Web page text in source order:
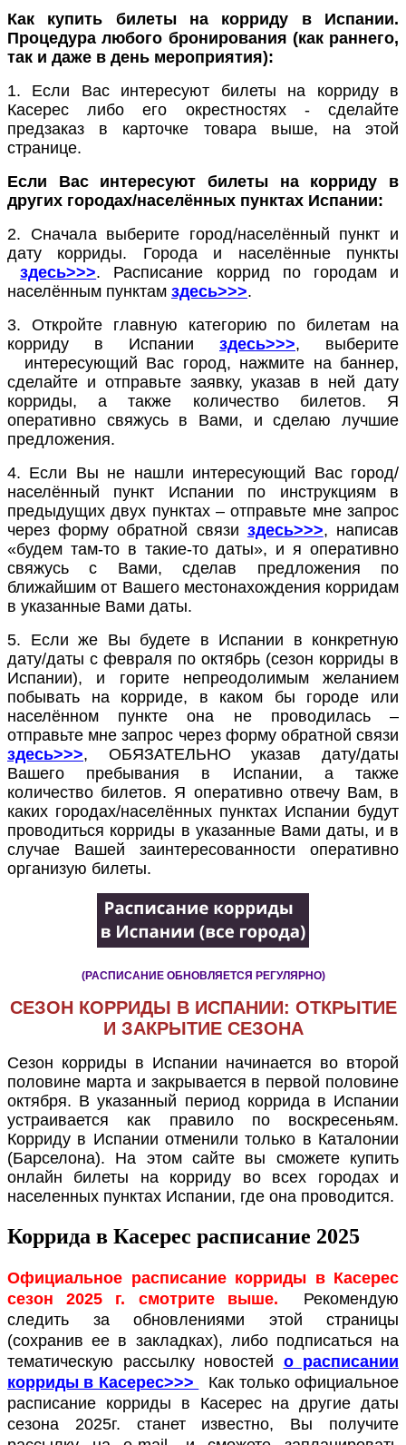
Как купить билеты на корриду в Испании.
Процедура любого бронирования (как раннего,
так и даже в день мероприятия):
1. Если Вас интересуют билеты на корриду в
Касерес либо его окрестностях - сделайте
предзаказ в карточке товара выше, на этой
странице.
Если Вас интересуют билеты на корриду в
других городах/населённых пунктах Испании:
2. Сначала выберите город/населённый пункт и
дату корриды. Города и населённые пункты
здесь>>>. Расписание коррид по городам и
населённым пунктам здесь>>>.
3. Откройте главную категорию по билетам на
корриду в Испании здесь>>>, выберите
интересующий Вас город, нажмите на баннер,
сделайте и отправьте заявку, указав в ней дату
корриды, а также количество билетов. Я
оперативно свяжусь в Вами, и сделаю лучшие
предложения.
4. Если Вы не нашли интересующий Вас город/
населённый пункт Испании по инструкциям в
предыдущих двух пунктах – отправьте мне запрос
через форму обратной связи здесь>>>, написав
«будем там-то в такие-то даты», и я оперативно
свяжусь с Вами, сделав предложения по
ближайшим от Вашего местонахождения корридам
в указанные Вами даты.
5. Если же Вы будете в Испании в конкретную
дату/даты с февраля по октябрь (сезон корриды в
Испании), и горите непреодолимым желанием
побывать на корриде, в каком бы городе или
населённом пункте она не проводилась –
отправьте мне запрос через форму обратной связи
здесь>>>, ОБЯЗАТЕЛЬНО указав дату/даты
Вашего пребывания в Испании, а также
количество билетов. Я оперативно отвечу Вам, в
каких городах/населённых пунктах Испании будут
проводиться корриды в указанные Вами даты, и в
случае Вашей заинтересованности оперативно
организую билеты.
(РАСПИСАНИЕ ОБНОВЛЯЕТСЯ РЕГУЛЯРНО)
СЕЗОН КОРРИДЫ В ИСПАНИИ: ОТКРЫТИЕ
И ЗАКРЫТИЕ СЕЗОНА
Сезон корриды в Испании начинается во второй
половине марта и закрывается в первой половине
октября. В указанный период коррида в Испании
устраивается как правило по воскресеньям.
Корриду в Испании отменили только в Каталонии
(Барселона). На этом сайте вы сможете купить
онлайн билеты на корриду во всех городах и
населенных пунктах Испании, где она проводится.
Коррида в Касерес расписание 2025
Официальное расписание корриды в Касерес
сезон 2025 г. смотрите выше.
Рекомендую
следить за обновлениями этой страницы
(сохранив ее в закладках), либо подписаться на
тематическую рассылку новостей о расписании
корриды в Касерес>>>
Как только официальное
расписание корриды в Касерес на другие даты
сезона 2025г. станет известно, Вы получите